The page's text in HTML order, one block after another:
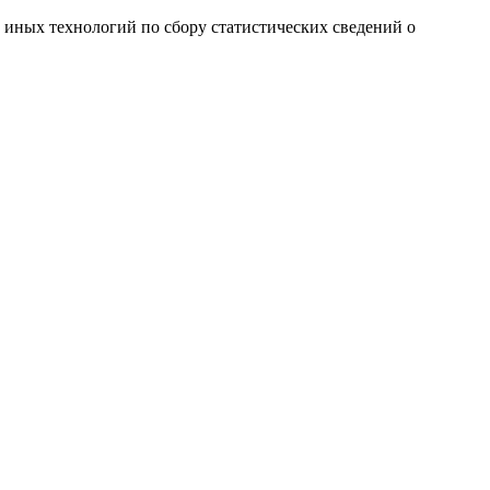
технологий по сбору статистических сведений о